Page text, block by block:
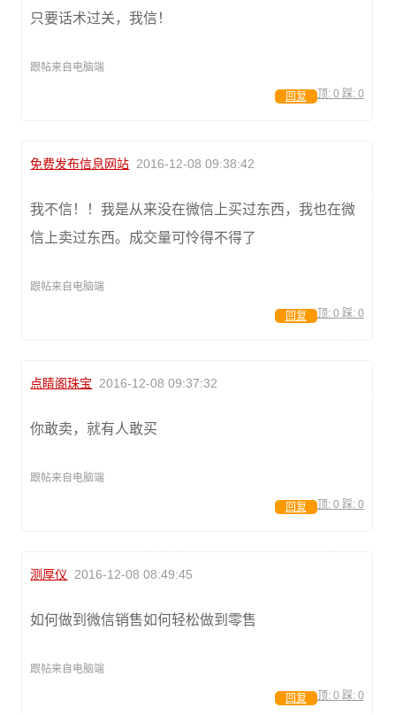
只要话术过关，我信！
跟帖来自电脑端
顶: 0 踩: 0
回复
免费发布信息网站 2016-12-08 09:38:42
我不信！！我是从来没在微信上买过东西，我也在微
信上卖过东西。成交量可怜得不得了
跟帖来自电脑端
顶: 0 踩: 0
回复
点睛阁珠宝 2016-12-08 09:37:32
你敢卖，就有人敢买
跟帖来自电脑端
顶: 0 踩: 0
回复
测厚仪 2016-12-08 08:49:45
如何做到微信销售如何轻松做到零售
跟帖来自电脑端
顶: 0 踩: 0
回复